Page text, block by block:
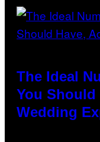
The Ideal
You Should
Wedding